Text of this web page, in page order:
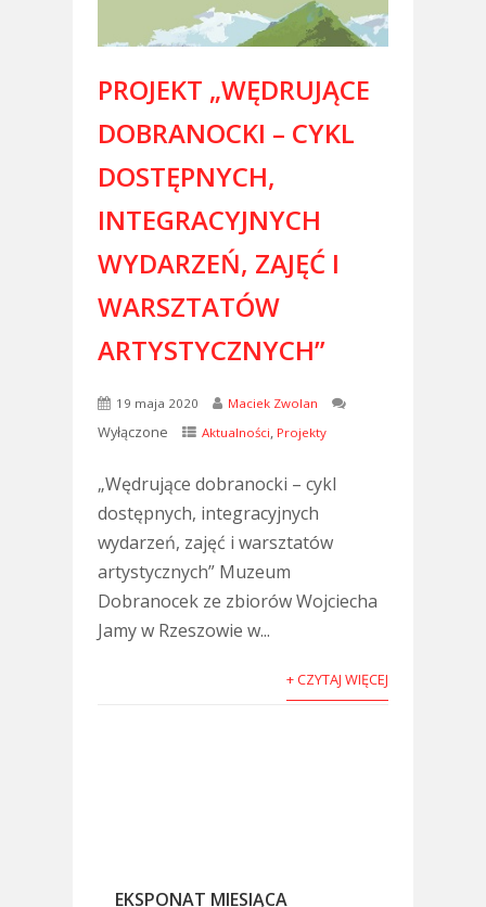
PROJEKT „WĘDRUJĄCE
DOBRANOCKI – CYKL
DOSTĘPNYCH,
INTEGRACYJNYCH
WYDARZEŃ, ZAJĘĆ I
WARSZTATÓW
ARTYSTYCZNYCH”
19 maja 2020 Maciek Zwolan
Wyłączone Aktualności, Projekty
„Wędrujące dobranocki – cykl
dostępnych, integracyjnych
wydarzeń, zajęć i warsztatów
artystycznych” Muzeum
Dobranocek ze zbiorów Wojciecha
Jamy w Rzeszowie w...
+ CZYTAJ WIĘCEJ
EKSPONAT MIESIĄCA